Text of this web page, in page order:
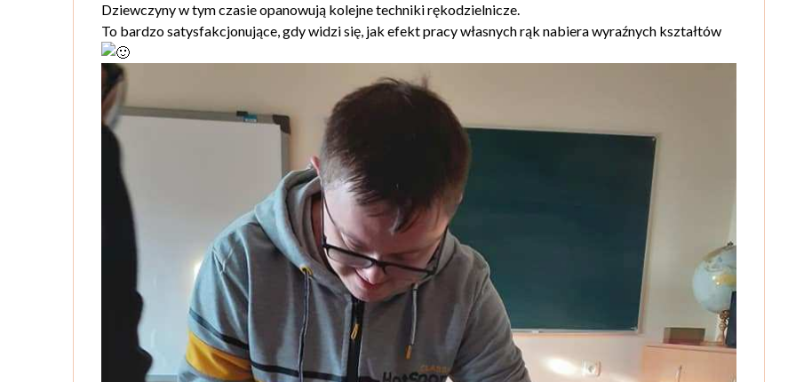
Dziewczyny w tym czasie opanowują kolejne techniki rękodzielnicze.
To bardzo satysfakcjonujące, gdy widzi się, jak efekt pracy własnych rąk nabiera wyraźnych kształtów